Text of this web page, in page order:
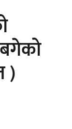
गर्ने थापा प्रहरी
)